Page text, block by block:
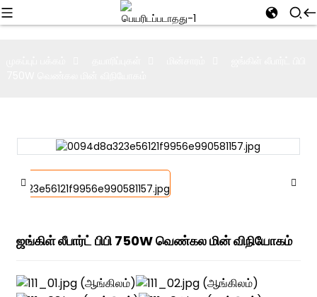
ஜங்கிள் லீபார்ட் பிபி 750W வெண்கல மின் விநியோகம்